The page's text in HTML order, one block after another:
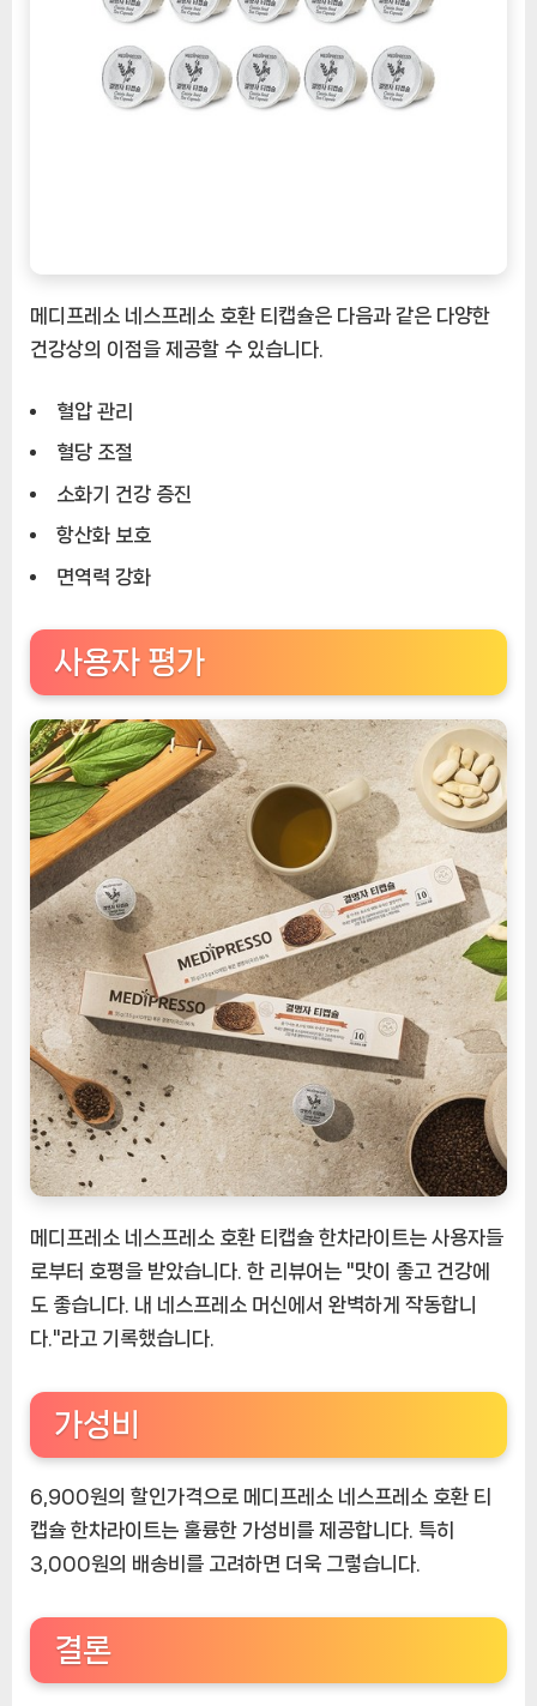
메디프레소 네스프레소 호환 티캡슐은 다음과 같은 다양한
건강상의 이점을 제공할 수 있습니다.
혈압 관리
혈당 조절
소화기 건강 증진
항산화 보호
면역력 강화
사용자 평가
메디프레소 네스프레소 호환 티캡슐 한차라이트는 사용자들
로부터 호평을 받았습니다. 한 리뷰어는 "맛이 좋고 건강에
도 좋습니다. 내 네스프레소 머신에서 완벽하게 작동합니
다."라고 기록했습니다.
가성비
6,900원의 할인가격으로 메디프레소 네스프레소 호환 티
캡슐 한차라이트는 훌륭한 가성비를 제공합니다. 특히
3,000원의 배송비를 고려하면 더욱 그렇습니다.
결론